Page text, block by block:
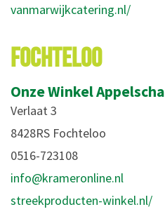
vanmarwijkcatering.nl/
FOCHTELOO
Onze Winkel Appelscha
Verlaat 3
8428RS Fochteloo
0516-723108
info@krameronline.nl
streekproducten-winkel.nl/